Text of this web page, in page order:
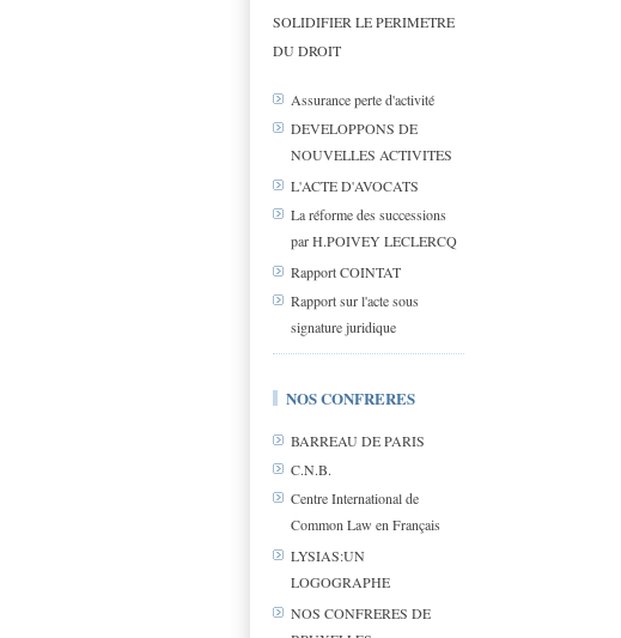
SOLIDIFIER LE PERIMETRE
DU DROIT
Assurance perte d'activité
DEVELOPPONS DE
NOUVELLES ACTIVITES
L'ACTE D'AVOCATS
La réforme des successions
par H.POIVEY LECLERCQ
Rapport COINTAT
Rapport sur l'acte sous
signature juridique
NOS CONFRERES
BARREAU DE PARIS
C.N.B.
Centre International de
Common Law en Français
LYSIAS:UN
LOGOGRAPHE
NOS CONFRERES DE